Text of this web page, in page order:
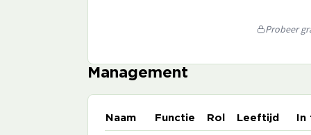
Probeer
Management
Naam Functie Rol Leeftijd